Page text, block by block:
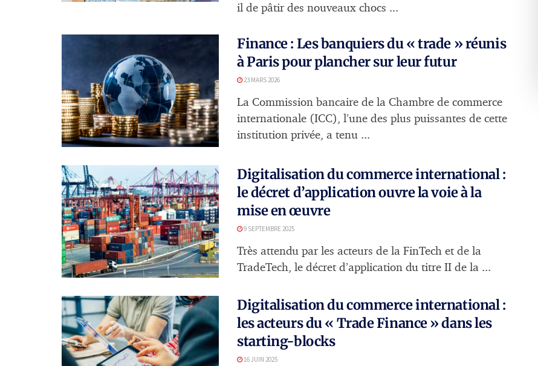
il de pâtir des nouveaux chocs ...
Finance : Les banquiers du « trade » réunis
à Paris pour plancher sur leur futur
23 MARS 2026
La Commission bancaire de la Chambre de commerce
internationale (ICC), l’une des plus puissantes de cette
institution privée, a tenu ...
Digitalisation du commerce international :
le décret d’application ouvre la voie à la
mise en œuvre
9 SEPTEMBRE 2025
Très attendu par les acteurs de la FinTech et de la
TradeTech, le décret d’application du titre II de la ...
Digitalisation du commerce international :
les acteurs du « Trade Finance » dans les
starting-blocks
16 JUIN 2025